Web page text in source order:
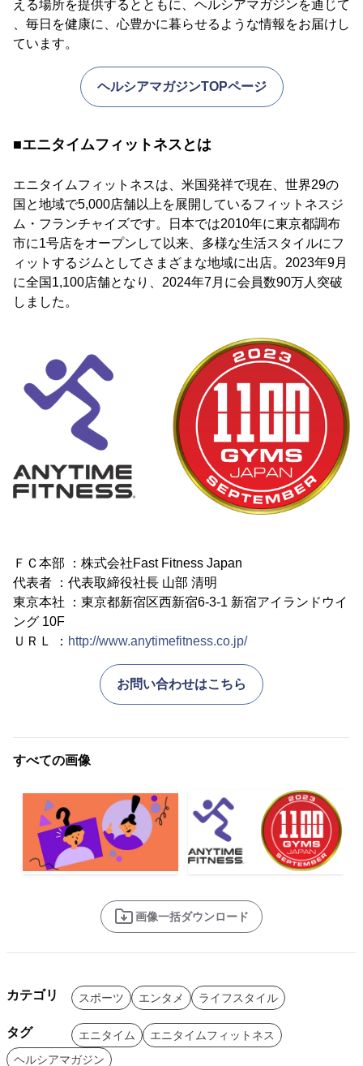
える場所を提供するとともに、ヘルシアマガジンを通じて
、毎日を健康に、心豊かに暮らせるような情報をお届けし
ています。
ヘルシアマガジンTOPページ
■エニタイムフィットネスとは
エニタイムフィットネスは、米国発祥で現在、世界29の
国と地域で5,000店舗以上を展開しているフィットネスジ
ム・フランチャイズです。日本では2010年に東京都調布
市に1号店をオープンして以来、多様な生活スタイルにフ
ィットするジムとしてさまざまな地域に出店。2023年9月
に全国1,100店舗となり、2024年7月に会員数90万人突破
しました。
ＦＣ本部 ：株式会社Fast Fitness Japan
代表者 ：代表取締役社長 山部 清明
東京本社 ：東京都新宿区西新宿6-3-1 新宿アイランドウイ
ング 10F
ＵＲＬ ： http://www.anytimefitness.co.jp/
お問い合わせはこちら
すべての画像
画像一括ダウンロード
カテゴリ スポーツ エンタメ ライフスタイル
タグ エニタイム
エニタイムフィットネス
ヘルシアマガジン